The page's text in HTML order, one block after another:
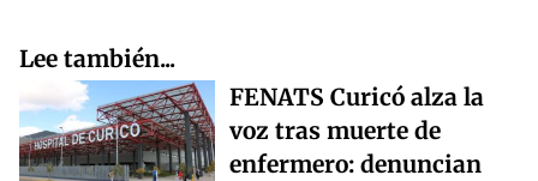
Lee también...
FENATS Curicó alza la
voz tras muerte de
enfermero: denuncian